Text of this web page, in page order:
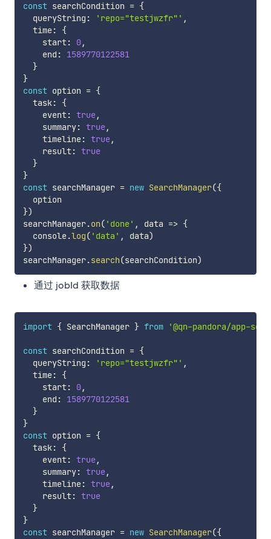
const searchCondition = {
  queryString
: 'repo="testjwzfr"' ,
  time
:
{
    start
: 0,
    end
:
1589770122581
}
}
const option = {
  task
:
{
    event
: true,
    summary
: true,
    timeline
: true,
    result
: true
}
}
const searchManager = new SearchManager({
})
searchManager.on( 'done' , data => {
  console
.log( 'data' , data)
})
searchManager.search(searchCondition)
通过 jobId 获取数据
import { SearchManager } from '@qn-pandora/app-sdk'
const searchCondition = {
  queryString
: 'repo="testjwzfr"' ,
  time
:
{
    start
: 0,
    end
:
1589770122581
}
}
const option = {
  task
:
{
    event
: true,
    summary
: true,
    timeline
: true,
    result
: true
}
}
const searchManager = new SearchManager({